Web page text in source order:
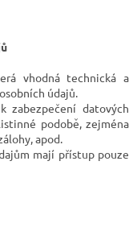
vhodná technická a
údajů.
zabezpečení datových
podobě, zejména
apod.
mají přístup pouze